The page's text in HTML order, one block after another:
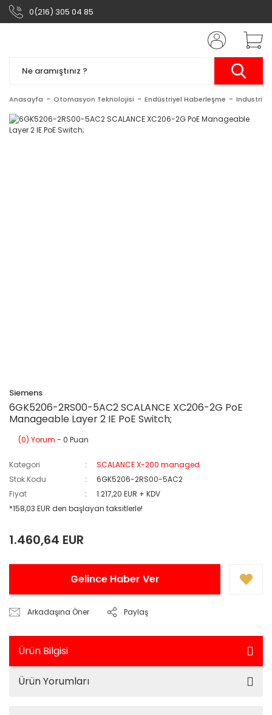
0(216) 305 04 85
Anasayfa Otomasyon Teknolojisi Endüstriyel Haberleşme Industrial
Siemens
6GK5206-2RS00-5AC2 SCALANCE XC206-2G PoE
Manageable Layer 2 IE PoE Switch;
(0) Yorum - 0 Puan
Kategori
SCALANCE X-200 managed
Stok Kodu
6GK5206-2RS00-5AC2
Fiyat
1.217,20 EUR + KDV
*158,03 EUR den başlayan taksitlerle!
1.460,64 EUR
Gelince Haber Ver
Arkadaşına Öner Paylaş
Ürün Bilgisi
Ürün Yorumları